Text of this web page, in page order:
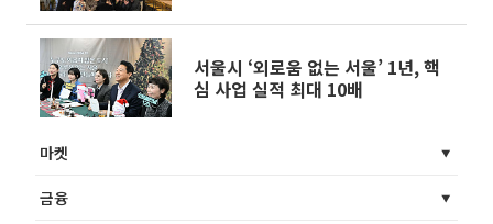
서울시 ‘외로움 없는 서울’ 1년, 핵
심 사업 실적 최대 10배
마켓
금융